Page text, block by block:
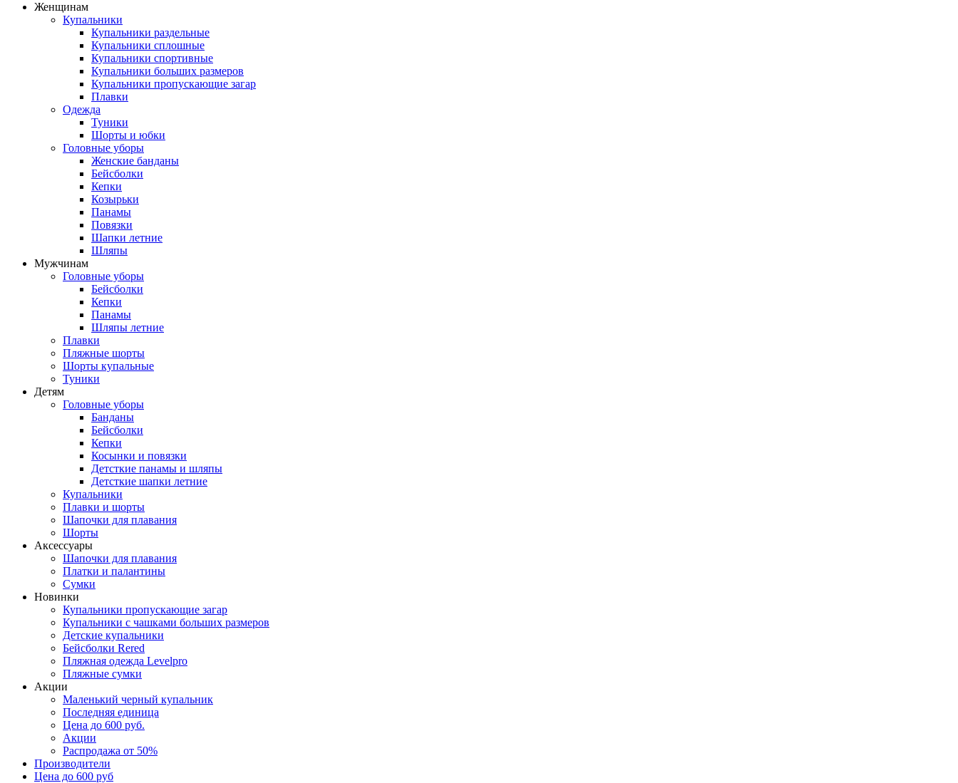
Женщинам
Купальники
Купальники раздельные
Купальники сплошные
Купальники спортивные
Купальники больших размеров
Купальники пропускающие загар
Плавки
Одежда
Туники
Шорты и юбки
Головные уборы
Женские банданы
Бейсболки
Кепки
Козырьки
Панамы
Повязки
Шапки летние
Шляпы
Мужчинам
Головные уборы
Бейсболки
Кепки
Панамы
Шляпы летние
Плавки
Пляжные шорты
Шорты купальные
Туники
Детям
Головные уборы
Банданы
Бейсболки
Кепки
Косынки и повязки
Детсткие панамы и шляпы
Детсткие шапки летние
Купальники
Плавки и шорты
Шапочки для плавания
Шорты
Аксессуары
Шапочки для плавания
Платки и палантины
Сумки
Новинки
Купальники пропускающие загар
Купальники с чашками больших размеров
Детские купальники
Бейсболки Rered
Пляжная одежда Levelpro
Пляжные сумки
Акции
Маленький черный купальник
Последняя единица
Цена до 600 руб.
Акции
Распродажа от 50%
Производители
Цена до 600 руб